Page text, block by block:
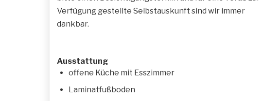
Verfügung gestellte Selbstauskunft sind wir immer
dankbar.
Ausstattung
offene Küche mit Esszimmer
Laminatfußboden